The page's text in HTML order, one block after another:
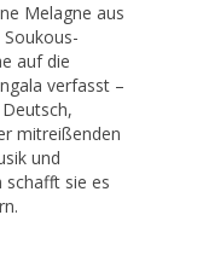
Melagne aus
auf die
verfasst –
mitreißenden
und
sie es